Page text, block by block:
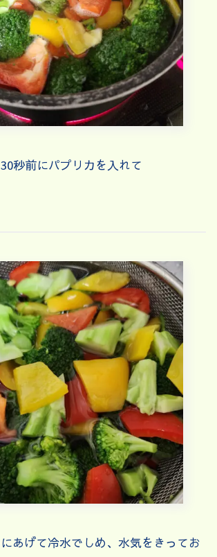
秒前にパプリカを入れて
げて冷水でしめ、水気をきってお